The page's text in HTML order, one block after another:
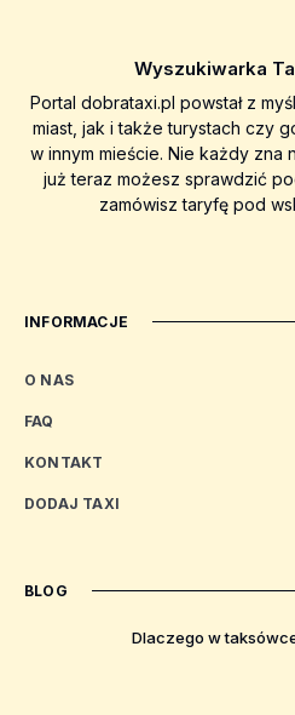
Wyszukiwarka
Portal dobrataxi.pl powstał z
miast, jak i także turystach czy
w innym mieście. Nie każdy zna
już teraz możesz sprawdzić
zamówisz taryfę pod
INFORMACJE
O NAS
FAQ
KONTAKT
DODAJ TAXI
BLOG
Dlaczego w